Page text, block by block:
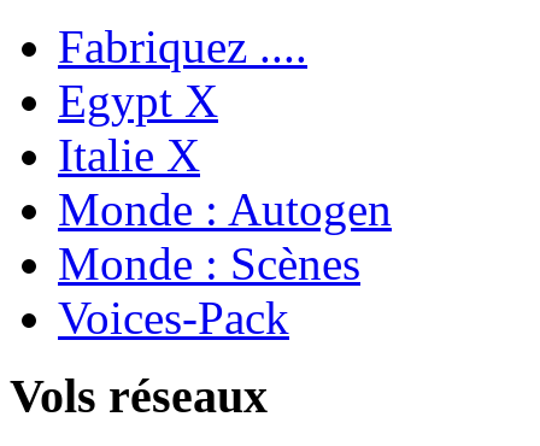
Fabriquez ....
Egypt X
Italie X
Monde : Autogen
Monde : Scènes
Voices-Pack
Vols réseaux